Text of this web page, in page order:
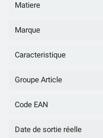
Matiere
Marque
Caracteristique
Groupe Article
Code EAN
Date de sortie réelle